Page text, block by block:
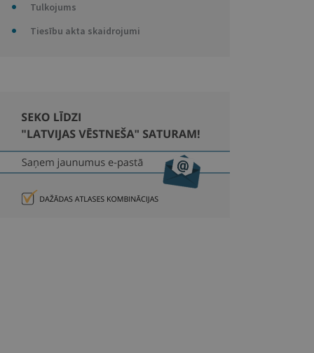
Tulkojums
Tiesību akta skaidrojumi